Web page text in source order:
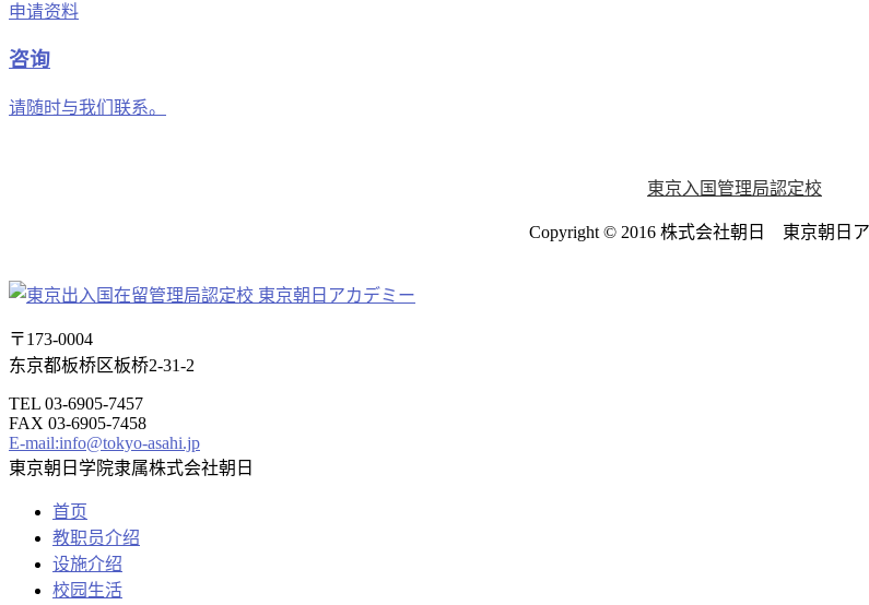
申请资料
咨询
请随时与我们联系。
東京入国管理局認定校
Copyright © 2016 株式会社朝日 東京朝日
〒173-0004
东京都板桥区板桥2-31-2
TEL 03-6905-7457
FAX 03-6905-7458
E-mail:info@tokyo-asahi.jp
東京朝日学院隶属株式会社朝日
首页
教职员介绍
设施介绍
校园生活